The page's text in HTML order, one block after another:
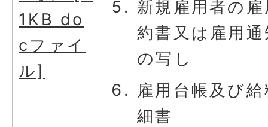
1KB do
cファイ
ル]
新規雇用者の
約書又は雇用
の写し
雇用台帳及び
細書